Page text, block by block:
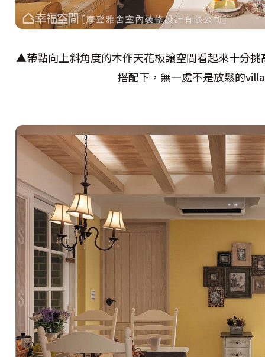
▲帶點向上斜角度的木作天花板讓空間看起來十分
搭配下，無一處不是放鬆的